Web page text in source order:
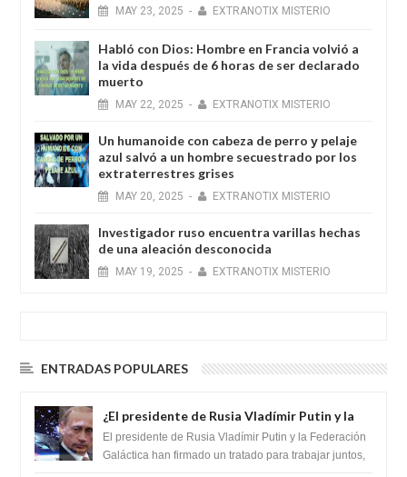
MAY 23, 2025 - EXTRANOTIX MISTERIO
Habló con Dios: Hombre en Francia volvió a
la vida después de 6 horas de ser declarado
muerto
MAY 22, 2025 - EXTRANOTIX MISTERIO
Un humanoide con cabeza de perro у pelaje
azul salvó a un hombre secuestrado por los
extraterrestres grises
MAY 20, 2025 - EXTRANOTIX MISTERIO
Investigador ruso encuentra varillas hechas
de una aleación desconocida
MAY 19, 2025 - EXTRANOTIX MISTERIO
ENTRADAS POPULARES
¿El presidente de Rusia Vladímir Putin y la
Federación Galactica han firmado un
tratado para acabar con los Sionistas?
El presidente de Rusia Vladímir Putin y la Federación
Galáctica han firmado un tratado para trabajar juntos,